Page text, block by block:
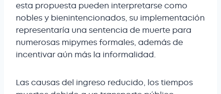
esta propuesta pueden interpretarse como
nobles y bienintencionados, su implementación
representaría una sentencia de muerte para
numerosas mipymes formales, además de
incentivar aún más la informalidad.
Las causas del ingreso reducido, los tiempos